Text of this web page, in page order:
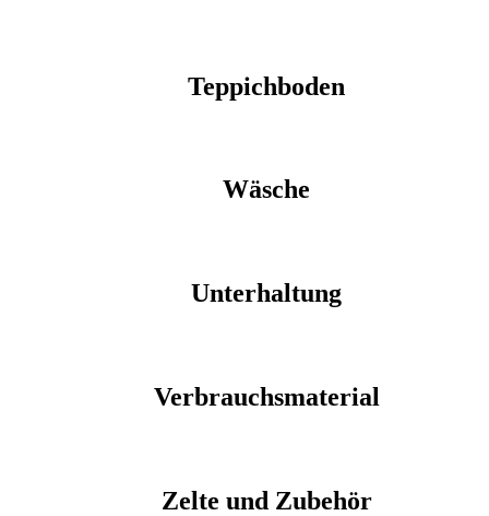
Teppichboden
Wäsche
Unterhaltung
Verbrauchsmaterial
Zelte und Zubehör